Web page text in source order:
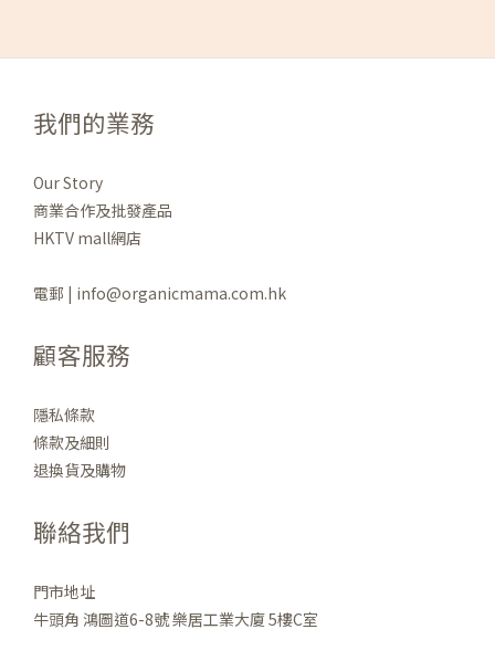
我們的業務
Our Story
商業合作及批發產品
HKTV mall網店
電郵 | info@organicmama.com.hk
顧客服務
隱私條款
條款及細則
退換貨及購物
聯絡我們
門市地址
牛頭角 鴻圖道6-8號 樂居工業大廈 5樓C室